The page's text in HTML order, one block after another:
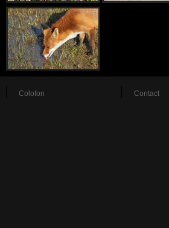
Colofon Contact